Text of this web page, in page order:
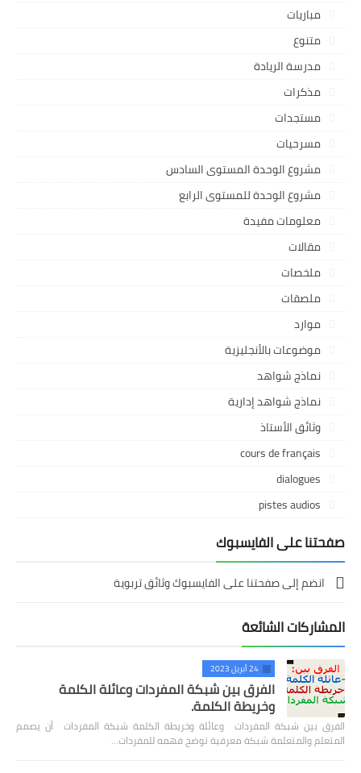
مباريات
متنوع
مدرسة الريادة
مذكرات
مستجدات
مسرحيات
مشروع الوحدة المستوى السادس
مشروع الوحدة للمستوى الرابع
معلومات مفيدة
مقالات
ملخصات
ملصقات
موارد
موضوعات بالأنجليزية
نماذج شواهد
نماذج شواهد إدارية
وثائق الأستاذ
cours de français
dialogues
pistes audios
صفحتنا على الفايسبوك
انضم إلى صفحتنا على الفايسبوك وثائق تربوية
المشاركات الشائعة
24 أبريل 2023
الفرق بين شبكة المفردات وعائلة الكلمة
وخريطة الكلمة.
الفرق بين شبكة المفردات وعائلة وخريطة الكلمة شبكة المفردات أن يصمم
المتعلم والمتعلمة شبكة معرفية توضح فهمه للمفردات…